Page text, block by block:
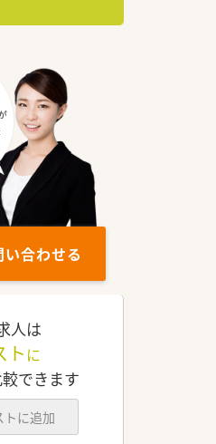
合わせる
人は
ト に
できます
トに追加